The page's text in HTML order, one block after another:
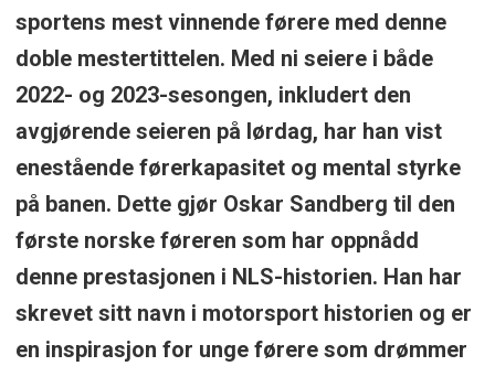
sportens mest vinnende førere med denne
doble mestertittelen. Med ni seiere i både
2022- og 2023-sesongen, inkludert den
avgjørende seieren på lørdag, har han vist
enestående førerkapasitet og mental styrke
på banen. Dette gjør Oskar Sandberg til den
første norske føreren som har oppnådd
denne prestasjonen i NLS-historien. Han har
skrevet sitt navn i motorsport historien og er
en inspirasjon for unge førere som drømmer